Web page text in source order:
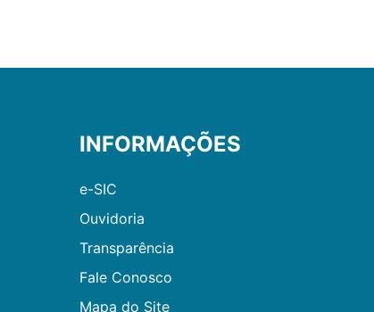
INFORMAÇÕES
e-SIC
Ouvidoria
Transparência
Fale Conosco
Mapa do Site